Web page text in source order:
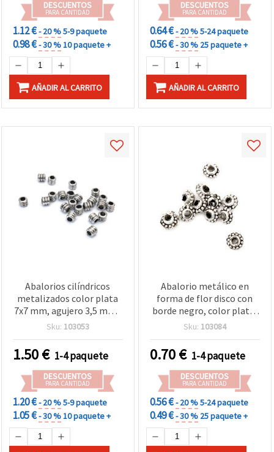
DESCUENTOS
PARA CANTIDAD
1.12 €- 20 %5-9 paquete
0.98 €- 30 %10 paquete +
AÑADIR AL CARRITO
DESCUENTOS
PARA CANTIDAD
0.64 €- 20 %5-24 paquete
0.56 €- 30 % 25 paquete +
AÑADIR AL CARRITO
Abalorios cilíndricos
metalizados color plata
7x7 mm, agujero 3,5 mm -
50 g (aprox. 280 uds) para
Sku: 103053
1.50€ 1-4 paquete
DESCUENTOS
PARA CANTIDAD
1.20 €- 20 %5-9 paquete
1.05 €- 30 %10 paquete +
Abalorio metálico en
forma de flor disco con
borde negro, color plata,
8x5 mm, agujero 2,5 mm -
Sku: 103084
0.70€ 1-4 paquete
DESCUENTOS
PARA CANTIDAD
0.56 €- 20 %5-24 paquete
0.49 €- 30 % 25 paquete +